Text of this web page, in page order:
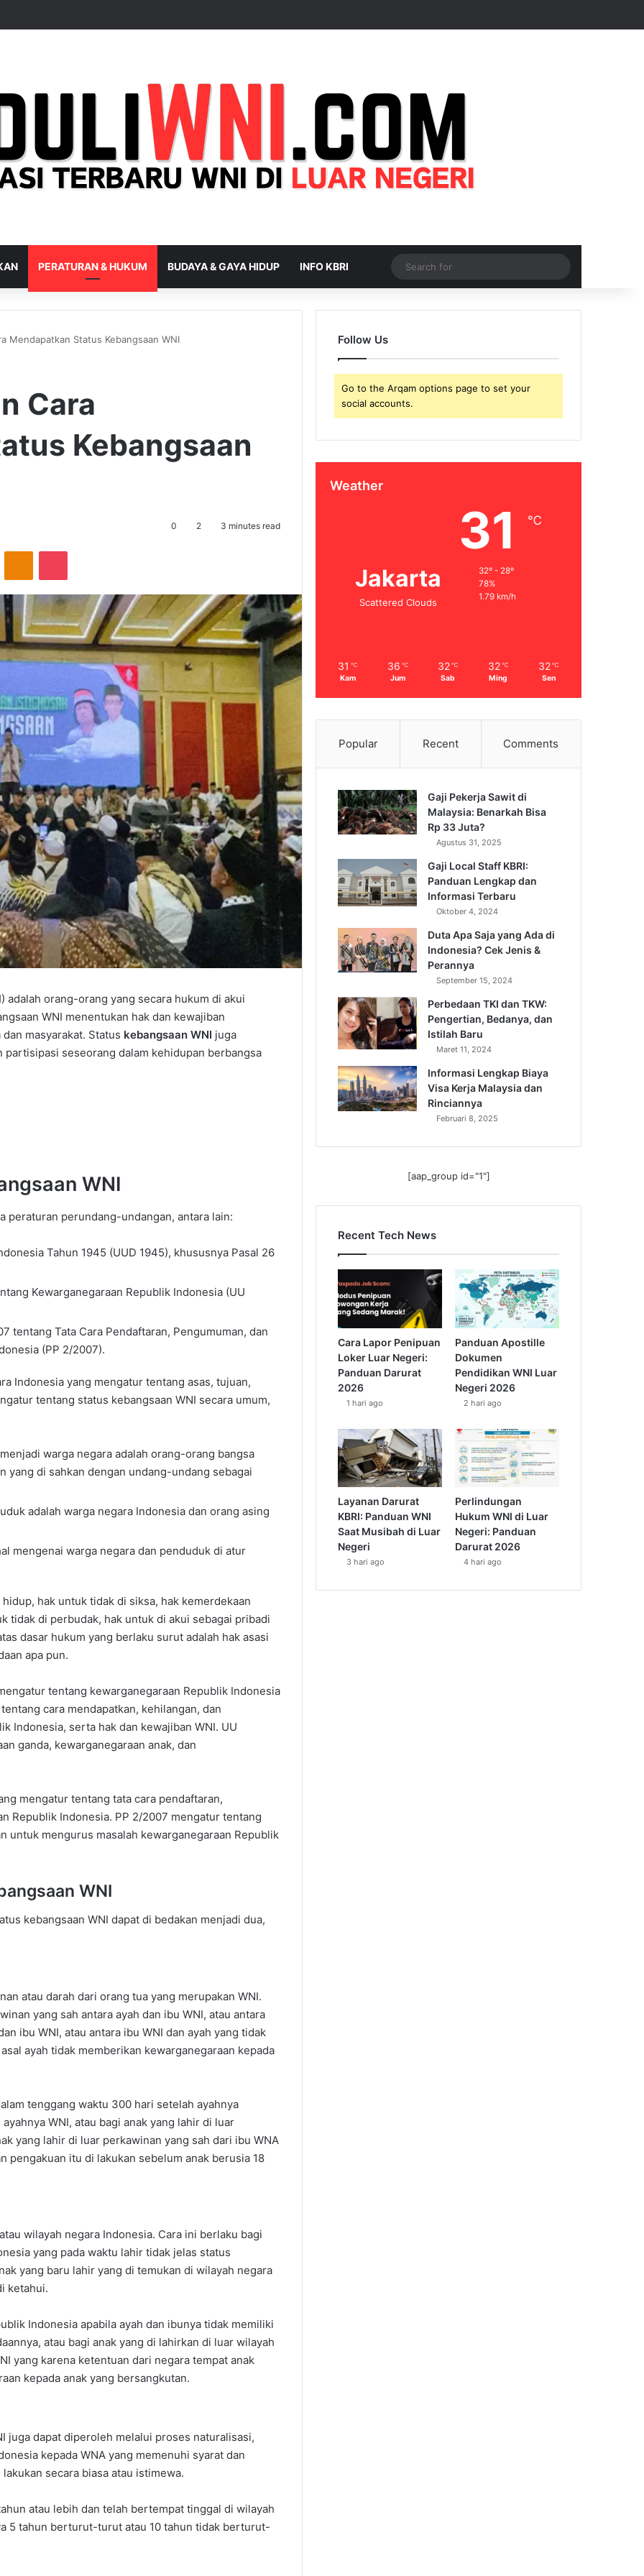
PERATURAN & HUKUM BUDAYA & GAYA HIDUP INFO KBRI
for
Mendapatkan Status Kebangsaan WNI
Cara
Kebangsaan
0 2 3 minutes read
adalah orang-orang yang secara hukum di akui
WNI menentukan hak dan kewajiban
masyarakat. Status kebangsaan WNI juga
seseorang dalam kehidupan berbangsa
WNI
peraturan perundang-undangan, antara lain:
Tahun 1945 (UUD 1945), khususnya Pasal 26
Kewarganegaraan Republik Indonesia (UU
tentang Tata Cara Pendaftaran, Pengumuman, dan
(PP 2/2007).
Indonesia yang mengatur tentang asas, tujuan,
tentang status kebangsaan WNI secara umum,
warga negara adalah orang-orang bangsa
yang di sahkan dengan undang-undang sebagai
adalah warga negara Indonesia dan orang asing
mengenai warga negara dan penduduk di atur
hak untuk tidak di siksa, hak kemerdekaan
tidak di perbudak, hak untuk di akui sebagai pribadi
dasar hukum yang berlaku surut adalah hak asasi
apa pun.
tentang kewarganegaraan Republik Indonesia
cara mendapatkan, kehilangan, dan
Indonesia, serta hak dan kewajiban WNI. UU
ganda, kewarganegaraan anak, dan
mengatur tentang tata cara pendaftaran,
Republik Indonesia. PP 2/2007 mengatur tentang
untuk mengurus masalah kewarganegaraan Republik
WNI
kebangsaan WNI dapat di bedakan menjadi dua,
atau darah dari orang tua yang merupakan WNI.
yang sah antara ayah dan ibu WNI, atau antara
ibu WNI, atau antara ibu WNI dan ayah yang tidak
ayah tidak memberikan kewarganegaraan kepada
tenggang waktu 300 hari setelah ayahnya
WNI, atau bagi anak yang lahir di luar
yang lahir di luar perkawinan yang sah dari ibu WNA
pengakuan itu di lakukan sebelum anak berusia 18
wilayah negara Indonesia. Cara ini berlaku bagi
yang pada waktu lahir tidak jelas status
yang baru lahir yang di temukan di wilayah negara
ketahui.
Indonesia apabila ayah dan ibunya tidak memiliki
atau bagi anak yang di lahirkan di luar wilayah
yang karena ketentuan dari negara tempat anak
kepada anak yang bersangkutan.
juga dapat diperoleh melalui proses naturalisasi,
kepada WNA yang memenuhi syarat dan
secara biasa atau istimewa.
atau lebih dan telah bertempat tinggal di wilayah
5 tahun berturut-turut atau 10 tahun tidak berturut-
Follow Us
Go to the Arqam options page to set your
social accounts.
Weather
Jakarta
Scattered Clouds
31 ℃
32º - 28º
78%
1.79 km/h
31 ℃
Kam
36 ℃
Jum
32 ℃
Sab
32 ℃
Ming
32 ℃
Sen
Popular Recent Comments
Gaji Pekerja Sawit di
Malaysia: Benarkah Bisa
Rp 33 Juta?
Agustus 31, 2025
Gaji Local Staff KBRI:
Panduan Lengkap dan
Informasi Terbaru
Oktober 4, 2024
Duta Apa Saja yang Ada di
Indonesia? Cek Jenis &
Perannya
September 15, 2024
Perbedaan TKI dan TKW:
Pengertian, Bedanya, dan
Istilah Baru
Maret 11, 2024
Informasi Lengkap Biaya
Visa Kerja Malaysia dan
Rinciannya
Februari 8, 2025
[aap_group id="1"]
Recent Tech News
Cara Lapor Penipuan
Loker Luar Negeri:
Panduan Darurat
2026
1 hari ago
Panduan Apostille
Dokumen
Pendidikan WNI Luar
Negeri 2026
2 hari ago
Layanan Darurat
KBRI: Panduan WNI
Saat Musibah di Luar
Negeri
3 hari ago
Perlindungan
Hukum WNI di Luar
Negeri: Panduan
Darurat 2026
4 hari ago